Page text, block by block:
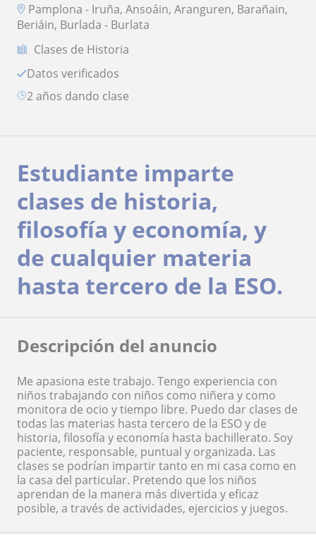
Pamplona - Iruña, Ansoáin, Aranguren, Barañain,
Beriáin, Burlada - Burlata
Clases de Historia
Datos verificados
2 años dando clase
Estudiante imparte
clases de historia,
filosofía y economía, y
de cualquier materia
hasta tercero de la ESO.
Descripción del anuncio
Me apasiona este trabajo. Tengo experiencia con
niños trabajando con niños como niñera y como
monitora de ocio y tiempo libre. Puedo dar clases de
todas las materias hasta tercero de la ESO y de
historia, filosofía y economía hasta bachillerato. Soy
paciente, responsable, puntual y organizada. Las
clases se podrían impartir tanto en mi casa como en
la casa del particular. Pretendo que los niños
aprendan de la manera más divertida y eficaz
posible, a través de actividades, ejercicios y juegos.